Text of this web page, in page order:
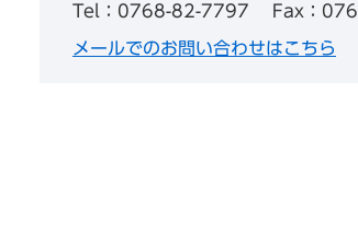
Tel：0768-82-7797
Fax：
メールでのお問い合わせはこちら